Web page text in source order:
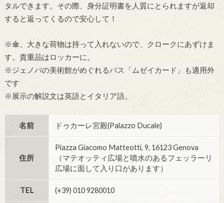
タルできます。その際、身分証明書を人質にとられますが返却
すると返ってくるので安心して！
※傘、大きな荷物は持って入れないので、クロークにあずけま
す。貴重品はロッカーに。
※ジェノバの美術館がめぐれるパス「ムゼイカード」も適用外
です
※展示の解説文は英語とイタリア語。
名前 ドゥカーレ宮殿(Palazzo Ducale)
住所
Piazza Giacomo Matteotti, 9, 16123 Genova
（マテオッティ広場と噴水のあるフェッラーリ
広場に面して入り口があります）
TEL (+39) 010 9280010